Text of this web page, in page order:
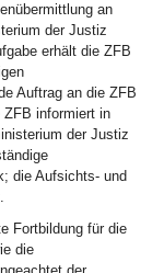
an
der Justiz
erhält die ZFB
Auftrag an die ZFB
ZFB informiert in
der Justiz
die Aufsichts- und
Fortbildung für die
die